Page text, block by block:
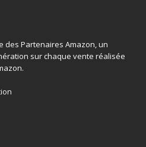
des Partenaires Amazon, un
sur chaque vente réalisée